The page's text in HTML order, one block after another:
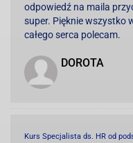
odpowiedź na maila
super. Pięknie wszystko
całego serca polecam.
DOROTA
Kurs Specjalista ds. HR od